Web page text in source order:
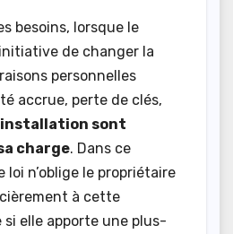
besoins, lorsque le
de changer la
personnelles
accrue, perte de clés,
sont
charge. Dans ce
n’oblige le propriétaire
à cette
si elle apporte une plus-